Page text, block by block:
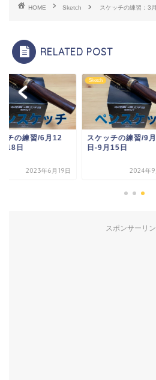
HOME Sketch スケッチの練習：3
RELATED POST
ッチの練習/9月9
15日
2024年9月16日
Sketch
スケッチの練習/7
日-8月6日
2023
スポンサーリ